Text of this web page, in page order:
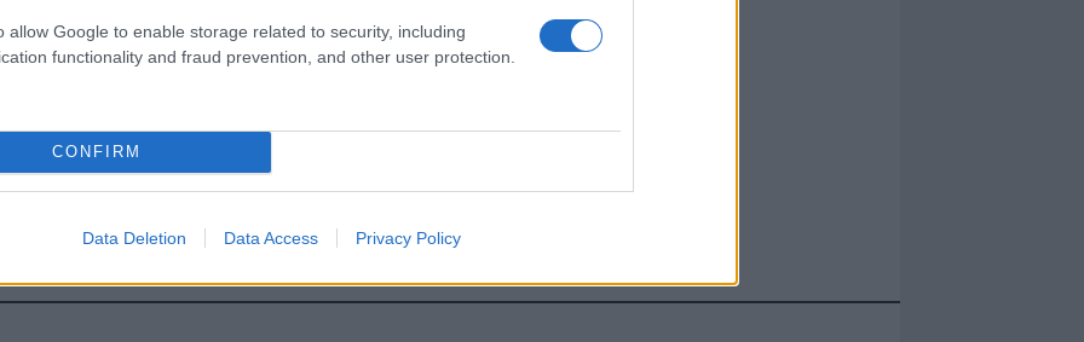
allow Google to enable storage related to security, including
functionality and fraud prevention, and other user protection.
CONFIRM
Data Deletion Data Access Privacy Policy